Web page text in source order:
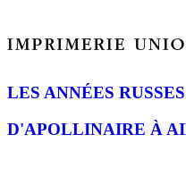
LES ANNÉES RUSSES
D'APOLLINAIRE À